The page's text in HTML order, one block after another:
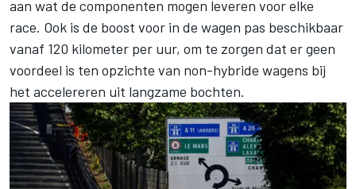
aan wat de componenten mogen leveren voor elke
race. Ook is de boost voor in de wagen pas beschikbaar
vanaf 120 kilometer per uur, om te zorgen dat er geen
voordeel is ten opzichte van non-hybride wagens bij
het accelereren uit langzame bochten.